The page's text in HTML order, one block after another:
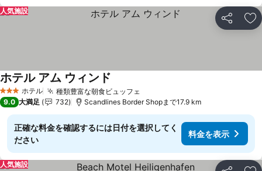
シェア お
人気施設
3 ホテルのランク
ホテル 種類豊富な朝食ビュッフェ
ホテル アム ウィンド
9.0 大満足 732 Scandlines Border Shopまで17.9 km
正確な料金を確認するには日付を選択してく
ださい
料金を表示
人気施設